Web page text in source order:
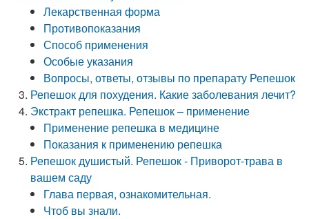
Лекарственная форма
Противопоказания
Способ применения
Особые указания
Вопросы, ответы, отзывы по препарату Репешок
Репешок для похудения. Какие заболевания лечит?
Экстракт репешка. Репешок – применение
Применение репешка в медицине
Показания к применению репешка
Репешок душистый. Репешок - Приворот-трава в
вашем саду
Глава первая, ознакомительная.
Чтоб вы знали.